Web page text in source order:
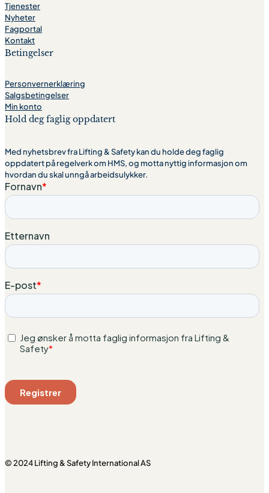
Tjenester
Nyheter
Fagportal
Kontakt
Betingelser
Personvernerklæring
Salgsbetingelser
Min konto
Hold deg faglig oppdatert
Med nyhetsbrev fra Lifting & Safety kan du holde deg faglig
oppdatert på regelverk om HMS, og motta nyttig informasjon om
hvordan du skal unngå arbeidsulykker.
© 2024 Lifting & Safety International AS